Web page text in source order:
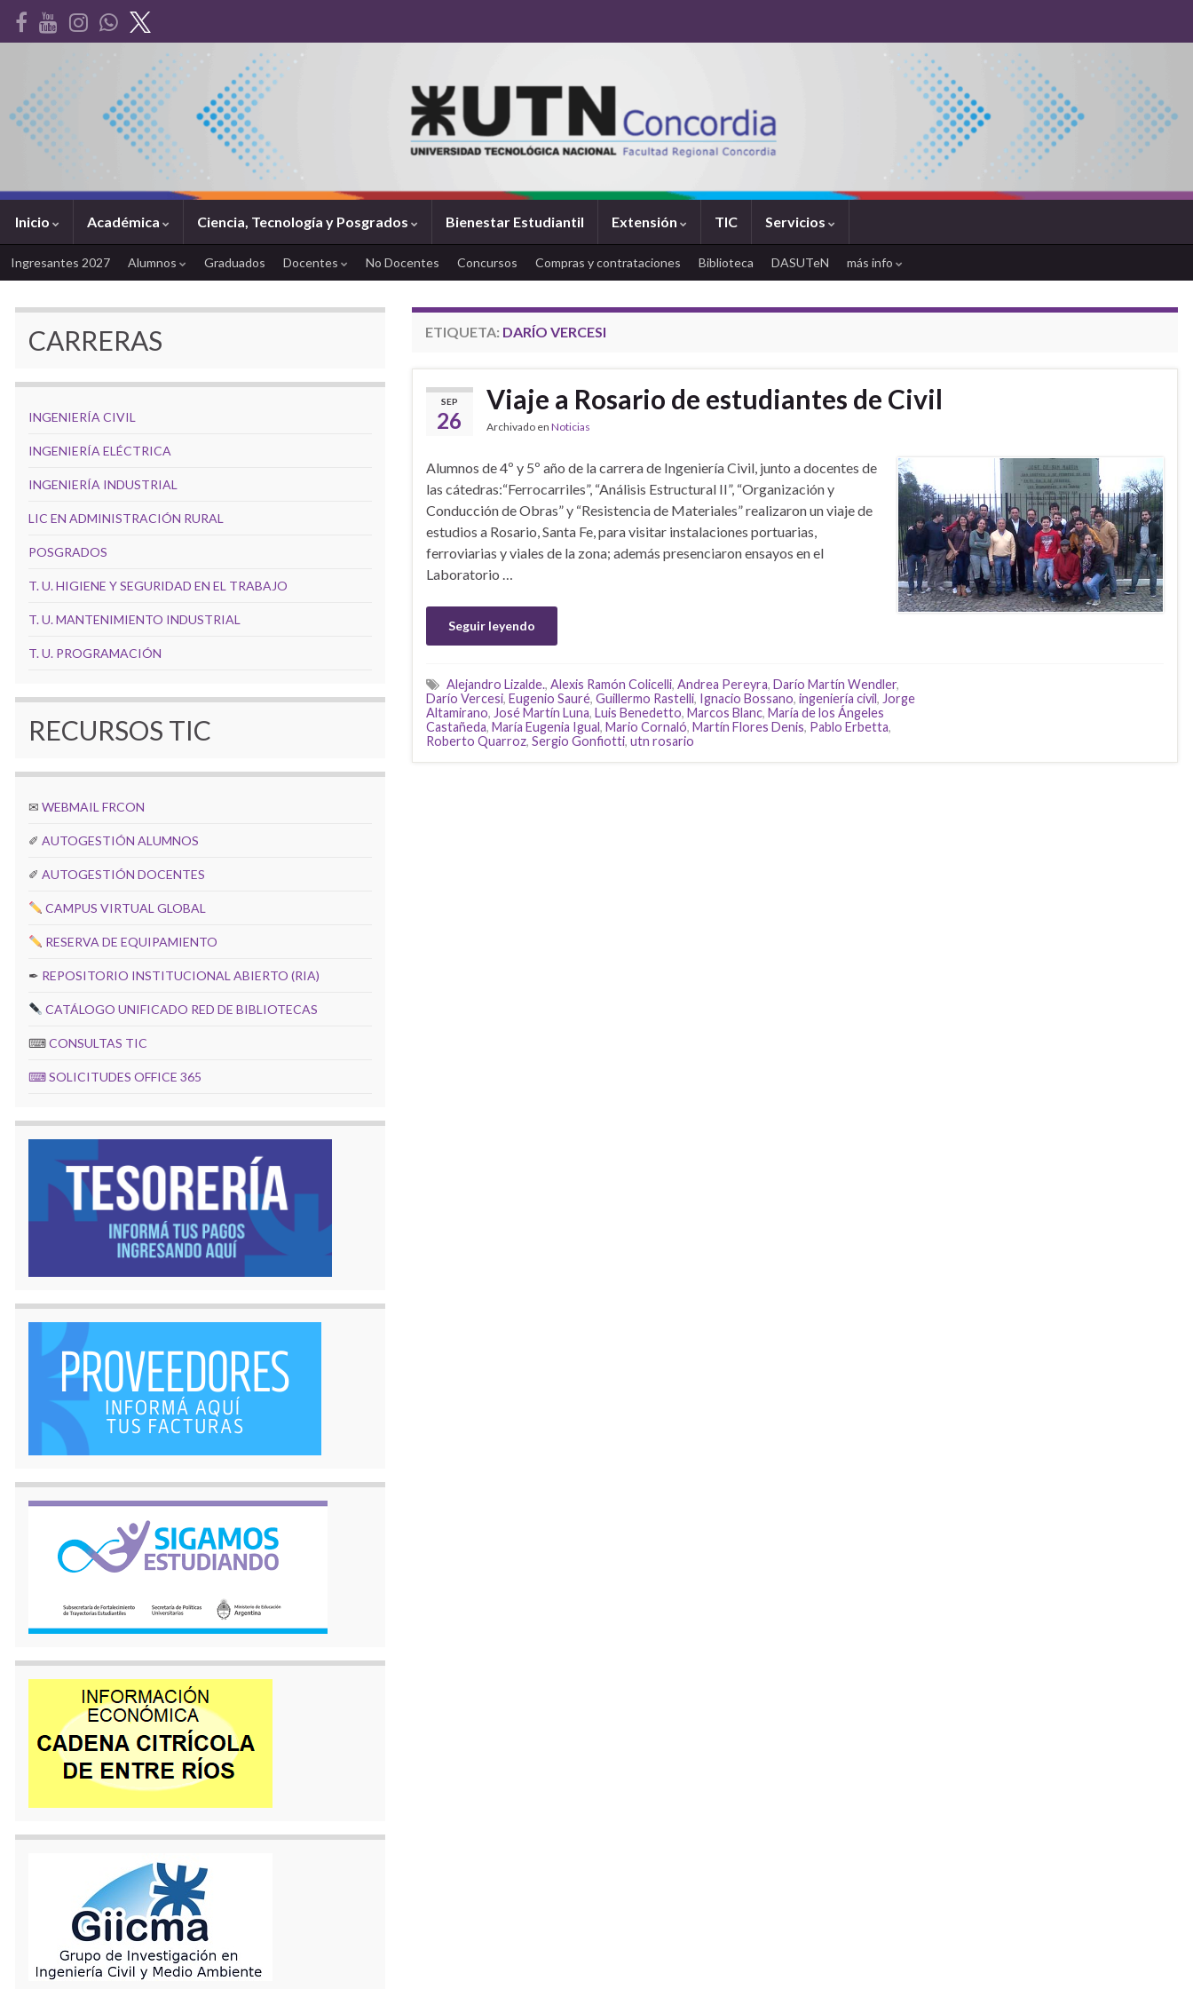
Inicio Académica Ciencia, Tecnología y Posgrados Bienestar Estudiantil Extensión TIC Servicios
Ingresantes 2027 Alumnos Graduados Docentes No Docentes Concursos Compras y contrataciones Biblioteca DASUTeN más info
ETIQUETA: DARÍO VERCESI
SEP
26
Viaje a Rosario de estudiantes de Civil
Archivado en Noticias
Alumnos de 4º y 5º año de la carrera de Ingeniería Civil, junto a docentes de
las cátedras:“Ferrocarriles”, “Análisis Estructural II”, “Organización y
Conducción de Obras” y “Resistencia de Materiales” realizaron un viaje de
estudios a Rosario, Santa Fe, para visitar instalaciones portuarias,
ferroviarias y viales de la zona; además presenciaron ensayos en el
Laboratorio …
Seguir leyendo
Alejandro Lizalde., Alexis Ramón Colicelli, Andrea Pereyra, Darío Martín Wendler,
Darío Vercesi, Eugenio Sauré, Guillermo Rastelli, Ignacio Bossano, ingeniería civil, Jorge
Altamirano, José Martín Luna, Luis Benedetto, Marcos Blanc, María de los Ángeles
Castañeda, María Eugenia Igual, Mario Cornaló, Martín Flores Denis, Pablo Erbetta,
Roberto Quarroz, Sergio Gonfiotti, utn rosario
CARRERAS
INGENIERÍA CIVIL
INGENIERÍA ELÉCTRICA
INGENIERÍA INDUSTRIAL
LIC EN ADMINISTRACIÓN RURAL
POSGRADOS
T. U. HIGIENE Y SEGURIDAD EN EL TRABAJO
T. U. MANTENIMIENTO INDUSTRIAL
T. U. PROGRAMACIÓN
RECURSOS TIC
✉ WEBMAIL FRCON
✐ AUTOGESTIÓN ALUMNOS
✐ AUTOGESTIÓN DOCENTES
CAMPUS VIRTUAL GLOBAL
RESERVA DE EQUIPAMIENTO
✒ REPOSITORIO INSTITUCIONAL ABIERTO (RIA)
CATÁLOGO UNIFICADO RED DE BIBLIOTECAS
⌨CONSULTAS TIC
⌨SOLICITUDES OFFICE 365